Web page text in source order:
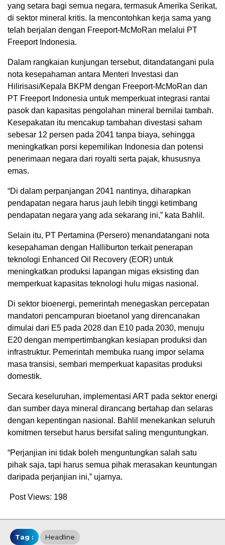
yang setara bagi semua negara, termasuk Amerika Serikat,
di sektor mineral kritis. Ia mencontohkan kerja sama yang
telah berjalan dengan Freeport-McMoRan melalui PT
Freeport Indonesia.
Dalam rangkaian kunjungan tersebut, ditandatangani pula
nota kesepahaman antara Menteri Investasi dan
Hilirisasi/Kepala BKPM dengan Freeport-McMoRan dan
PT Freeport Indonesia untuk memperkuat integrasi rantai
pasok dan kapasitas pengolahan mineral bernilai tambah.
Kesepakatan itu mencakup tambahan divestasi saham
sebesar 12 persen pada 2041 tanpa biaya, sehingga
meningkatkan porsi kepemilikan Indonesia dan potensi
penerimaan negara dari royalti serta pajak, khususnya
emas.
“Di dalam perpanjangan 2041 nantinya, diharapkan
pendapatan negara harus jauh lebih tinggi ketimbang
pendapatan negara yang ada sekarang ini,” kata Bahlil.
Selain itu, PT Pertamina (Persero) menandatangani nota
kesepahaman dengan Halliburton terkait penerapan
teknologi Enhanced Oil Recovery (EOR) untuk
meningkatkan produksi lapangan migas eksisting dan
memperkuat kapasitas teknologi hulu migas nasional.
Di sektor bioenergi, pemerintah menegaskan percepatan
mandatori pencampuran bioetanol yang direncanakan
dimulai dari E5 pada 2028 dan E10 pada 2030, menuju
E20 dengan mempertimbangkan kesiapan produksi dan
infrastruktur. Pemerintah membuka ruang impor selama
masa transisi, sembari memperkuat kapasitas produksi
domestik.
Secara keseluruhan, implementasi ART pada sektor energi
dan sumber daya mineral dirancang bertahap dan selaras
dengan kepentingan nasional. Bahlil menekankan seluruh
komitmen tersebut harus bersifat saling menguntungkan.
“Perjanjian ini tidak boleh menguntungkan salah satu
pihak saja, tapi harus semua pihak merasakan keuntungan
daripada perjanjian ini,” ujarnya.
Post Views: 198
Tag : Headline